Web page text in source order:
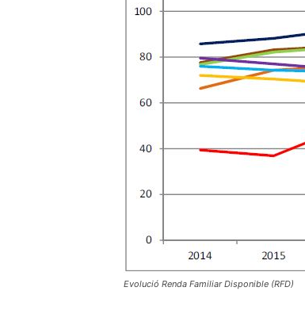
Evolució Renda Familiar Disponible (RFD)